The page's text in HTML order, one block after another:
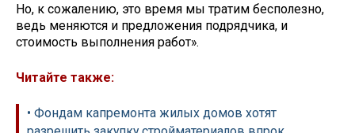
Но, к сожалению, это время мы тратим бесполезно,
ведь меняются и предложения подрядчика, и
стоимость выполнения работ».
Читайте также:
• Фондам капремонта жилых домов хотят